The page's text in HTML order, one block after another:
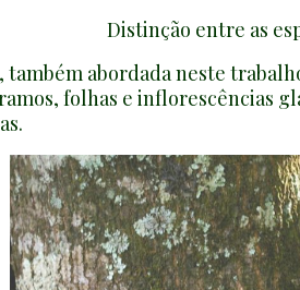
Distinção entre as
, também abordada neste
folhas e inflorescências